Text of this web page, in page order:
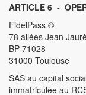
ARTICLE 6 -
FidelPass ©
78 allées Jean
BP 71028
31000 Toulouse
SAS au capital
immatriculée au